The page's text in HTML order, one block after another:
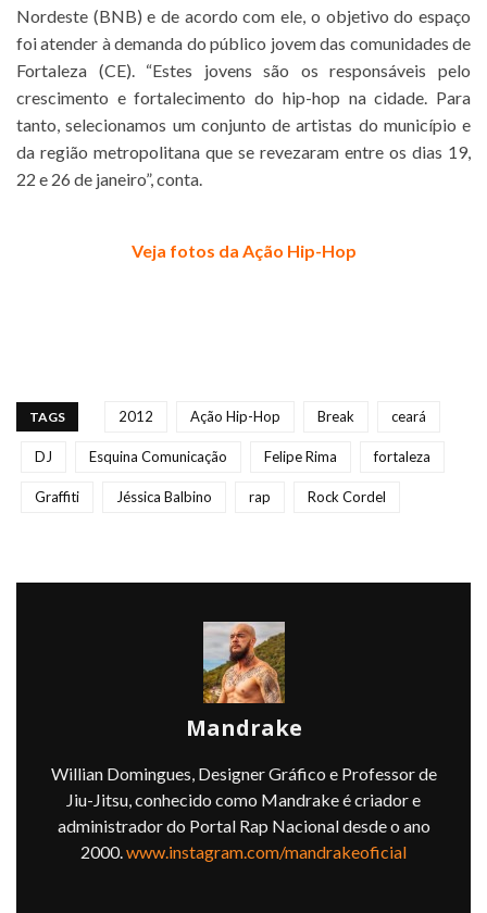
Nordeste (BNB) e de acordo com ele, o objetivo do espaço
foi atender à demanda do público jovem das comunidades de
Fortaleza (CE). “Estes jovens são os responsáveis pelo
crescimento e fortalecimento do hip-hop na cidade. Para
tanto, selecionamos um conjunto de artistas do município e
da região metropolitana que se revezaram entre os dias 19,
22 e 26 de janeiro”, conta.
Veja fotos da Ação Hip-Hop
TAGS 2012 Ação Hip-Hop Break ceará
DJ Esquina Comunicação Felipe Rima fortaleza
Graffiti Jéssica Balbino rap Rock Cordel
Mandrake
Willian Domingues, Designer Gráfico e Professor de
Jiu-Jitsu, conhecido como Mandrake é criador e
administrador do Portal Rap Nacional desde o ano
2000.www.instagram.com/mandrakeoficial